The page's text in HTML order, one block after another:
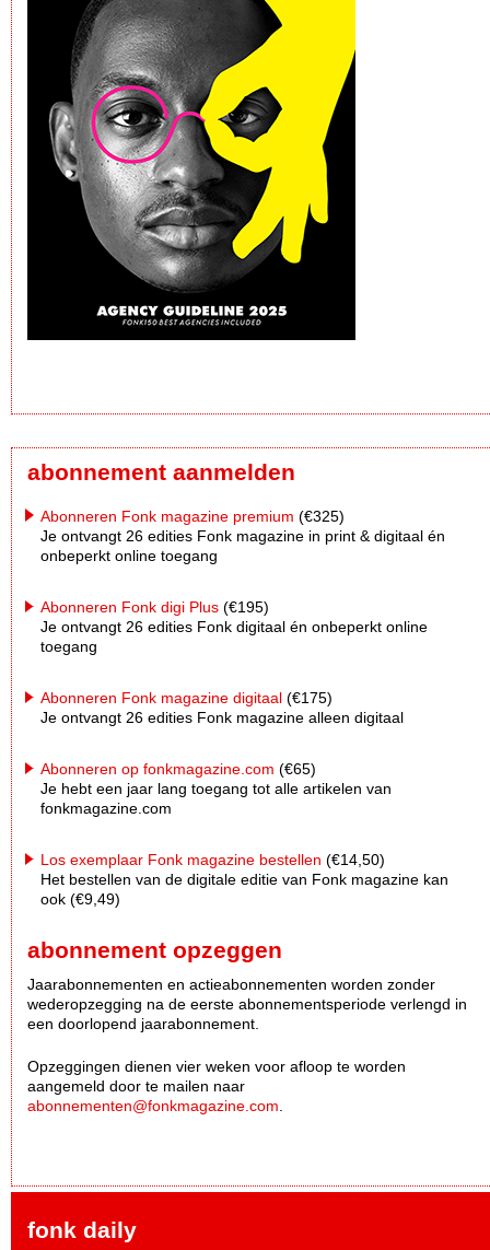
abonnement aanmelden
Abonneren Fonk magazine premium (€325)
Je ontvangt 26 edities Fonk magazine in print & digitaal én
onbeperkt online toegang
Abonneren Fonk digi Plus (€195)
Je ontvangt 26 edities Fonk digitaal én onbeperkt online
toegang
Abonneren Fonk magazine digitaal (€175)
Je ontvangt 26 edities Fonk magazine alleen digitaal
Abonneren op fonkmagazine.com (€65)
Je hebt een jaar lang toegang tot alle artikelen van
fonkmagazine.com
Los exemplaar Fonk magazine bestellen (€14,50)
Het bestellen van de digitale editie van Fonk magazine kan
ook (€9,49)
abonnement opzeggen
Jaarabonnementen en actieabonnementen worden zonder
wederopzegging na de eerste abonnementsperiode verlengd in
een doorlopend jaarabonnement.
Opzeggingen dienen vier weken voor afloop te worden
aangemeld door te mailen naar
abonnementen@fonkmagazine.com.
fonk daily